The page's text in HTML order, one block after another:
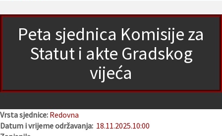
Peta sjednica Komisije za
Statut i akte Gradskog
vijeća
Vrsta sjednice: Redovna
Datum i vrijeme održavanja: 18.11.2025.10:00